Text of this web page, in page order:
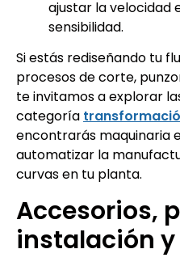
ajustar la velocidad
sensibilidad.
Si estás rediseñando tu
procesos de corte,
te invitamos a explorar
categoría
encontrarás maquinaria
automatizar la
curvas en tu planta.
Accesorios,
instalación